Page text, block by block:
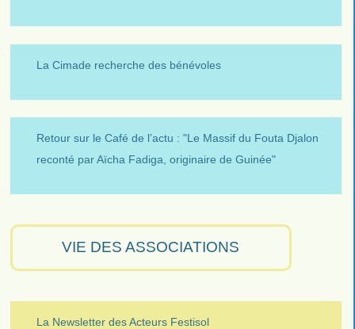
La Cimade recherche des bénévoles
Retour sur le Café de l’actu : "Le Massif du Fouta Djalon
reconté par Aïcha Fadiga, originaire de Guinée"
VIE DES ASSOCIATIONS
La Newsletter des Acteurs Festisol